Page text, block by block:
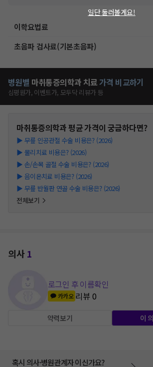
이학요법료
초음파 검사료(기본초음파)
병원별 마취통증의학과 치료가격 비교하기
심평원가, 이벤트가, 모두닥 리뷰가 등
마취통증의학과평균 가격이 궁금하다면?
▶ 무릎 인공관절 수술 비용은? (2026)
▶ 물리치료 비용은? (2026)
▶ 손/손목 골절 수술 비용은? (2026)
▶ 음이온치료 비용은? (2026)
▶ 무릎 반월판 연골 수술 비용은? (2026)
전체보기
의사1
로그인 후 이름확인
카카오 리뷰0
약력보기 이
혹시 의사·병원관계자 이신가요?
일단 둘러볼게요!